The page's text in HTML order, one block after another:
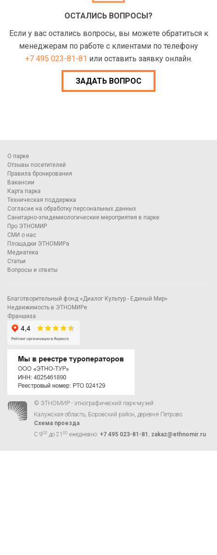
ОСТАЛИСЬ ВОПРОСЫ?
Если у вас остались вопросы, вы можете обратиться к
менеджерам по работе с клиентами по телефону
+7 495 023-81-81 или оставить заявку онлайн.
ЗАДАТЬ ВОПРОС
О парке
Отзывы посетителей
Правила бронирования
Вакансии
Карта парка
Техническая поддержка
Согласие на обработку персональных данных
Санитарно-эпидемиологические мероприятия в парке
Про ЭТНОМИР
СМИ о нас
Площадки ЭТНОМИРа
Медиатека
Статьи
Вопросы и ответы
Благотворительный фонд «Диалог Культур - Единый Мир»
Недвижимость в ЭТНОМИРе
Франшиза
© ЭТНОМИР - этнографический парк-музей
Калужская область, Боровский район, деревня Петрово.
Схема проезда
С 900 до 21 00 ежедневно: +7 495 023-81-81 , zakaz@ethnomir.ru